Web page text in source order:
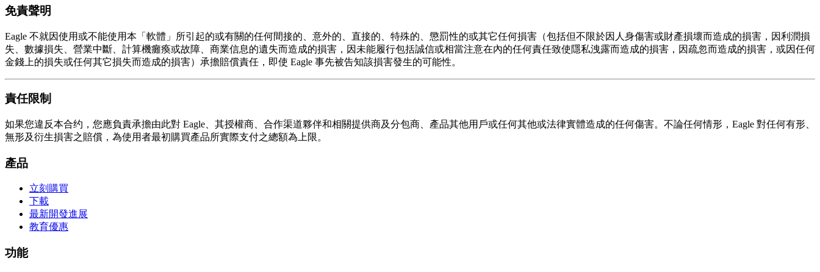
免責聲明
Eagle 不就因使用或不能使用本「軟體」所引起的或有關的任何間接的、意外的、直接的、特殊的、懲罰性的或其它任何損害（包括但不限於因人身傷害或財產損壞而造成的損害，因利潤損
失、數據損失、營業中斷、計算機癱瘓或故障、商業信息的遺失而造成的損害，因未能履行包括誠信或相當注意在內的任何責任致使隱私洩露而造成的損害，因疏忽而造成的損害，或因任何
金錢上的損失或任何其它損失而造成的損害）承擔賠償責任，即使 Eagle 事先被告知該損害發生的可能性。
責任限制
如果您違反本合约，您應負責承擔由此對 Eagle、其授權商、合作渠道夥伴和相關提供商及分包商、產品其他用戶或任何其他或法律實體造成的任何傷害。不論任何情形，Eagle 對任何有形、
無形及衍生損害之賠償，為使用者最初購買產品所實際支付之總額為上限。
產品
立刻購買
下載
最新開發進展
教育優惠
功能